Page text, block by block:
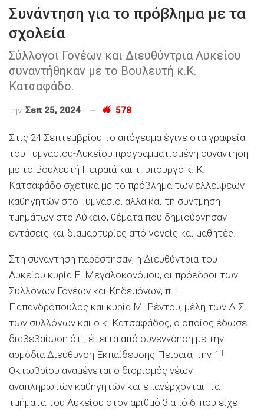
Συνάντηση για το πρόβλημα με τα
σχολεία
Σύλλογοι Γονέων και Διευθύντρια Λυκείου
συναντήθηκαν με το Βουλευτή κ.Κ.
Κατσαφάδο.
την Σεπ 25, 2024 578
Στις 24 Σεπτεμβρίου το απόγευμα έγινε στα γραφεία
του Γυμνασίου-Λυκείου προγραμματισμένη συνάντηση
με το Βουλευτή Πειραιά και τ. υπουργό κ. Κ.
Κατσαφάδο σχετικά με το πρόβλημα των ελλείψεων
καθηγητών στο Γυμνάσιο, αλλά και τη σύντμηση
τμημάτων στο Λύκειο, θέματα που δημιούργησαν
εντάσεις και διαμαρτυρίες από γονείς και μαθητές.
Στη συνάντηση παρέστησαν, η Διευθύντρια του
Λυκείου κυρία Ε. Μεγαλοκονόμου, οι πρόεδροι των
Συλλόγων Γονέων και Κηδεμόνων, π. Ι.
Παπανδρόπουλος και κυρία Μ. Ρέντου, μέλη των Δ.Σ.
των συλλόγων και ο κ. Κατσαφάδος, ο οποίος έδωσε
διαβεβαίωση ότι, έπειτα από συνεννόηση με την
αρμόδια Διεύθυνση Εκπαίδευσης Πειραιά, την 1 η
Οκτωβρίου αναμένεται ο διορισμός νέων
αναπληρωτών καθηγητών και επανέρχονται τα
τμήματα του Λυκείου στον αριθμό 3 από 6, που είχε